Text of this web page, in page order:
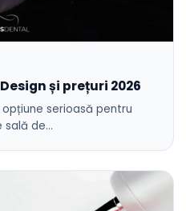
și prețuri 2026
serioasă pentru
sală de…